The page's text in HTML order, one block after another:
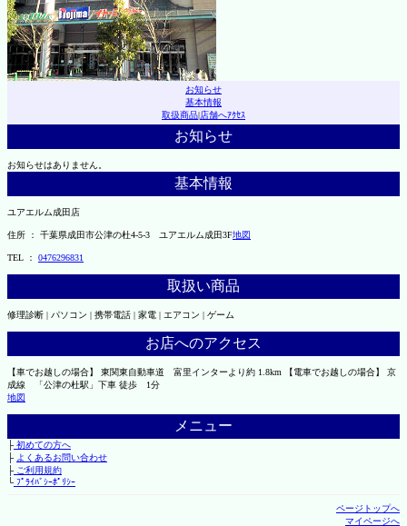
お知らせ
基本情報
取扱商品|店舗へｱｸｾｽ
お知らせ
お知らせはありません。
基本情報
ユアエルム成田店
住所 ： 千葉県成田市公津の杜4-5-3 ユアエルム成田3F地図
TEL ： 0476296831
取扱い商品
修理診断 | パソコン | 携帯電話 | 家電 | エアコン | ゲーム
お店へのアクセス
【車でお越しの場合】 東関東自動車道 富里インターより約 1.8km 【電車でお越しの場合】 京
成線 「公津の杜駅」下車 徒歩 1分
地図
メニュー
├初めての方へ
├ よくあるお問い合わせ
├ご利用規約
└ﾌﾟﾗｲﾊﾞｼｰﾎﾟﾘｼｰ
ページトップへ
マイページへ